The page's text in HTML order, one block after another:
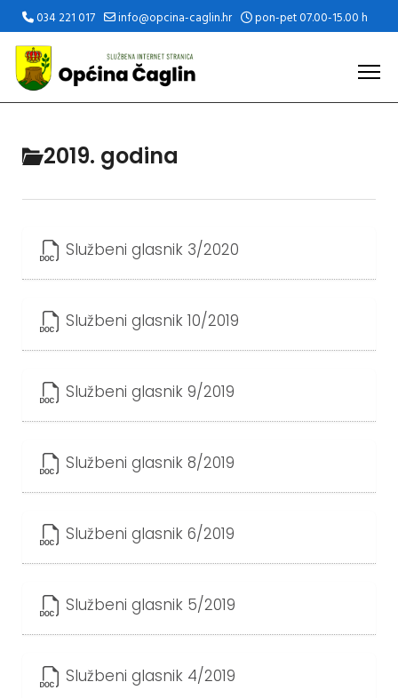
034 221 017 info@opcina-caglin.hr pon-pet 07.00-15.00 h
2019. godina
Službeni glasnik 3/2020
Službeni glasnik 10/2019
Službeni glasnik 9/2019
Službeni glasnik 8/2019
Službeni glasnik 6/2019
Službeni glasnik 5/2019
Službeni glasnik 4/2019